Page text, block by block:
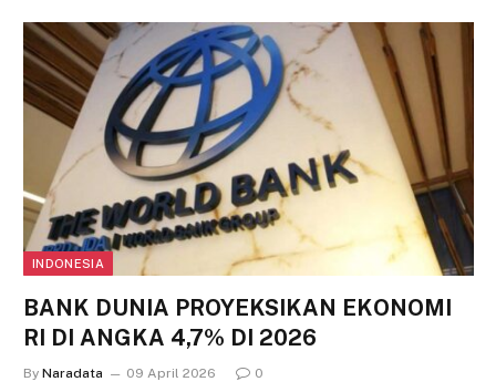
INDONESIA
BANK DUNIA PROYEKSIKAN EKONOMI
RI DI ANGKA 4,7% DI 2026
By Naradata 09 April 2026 0